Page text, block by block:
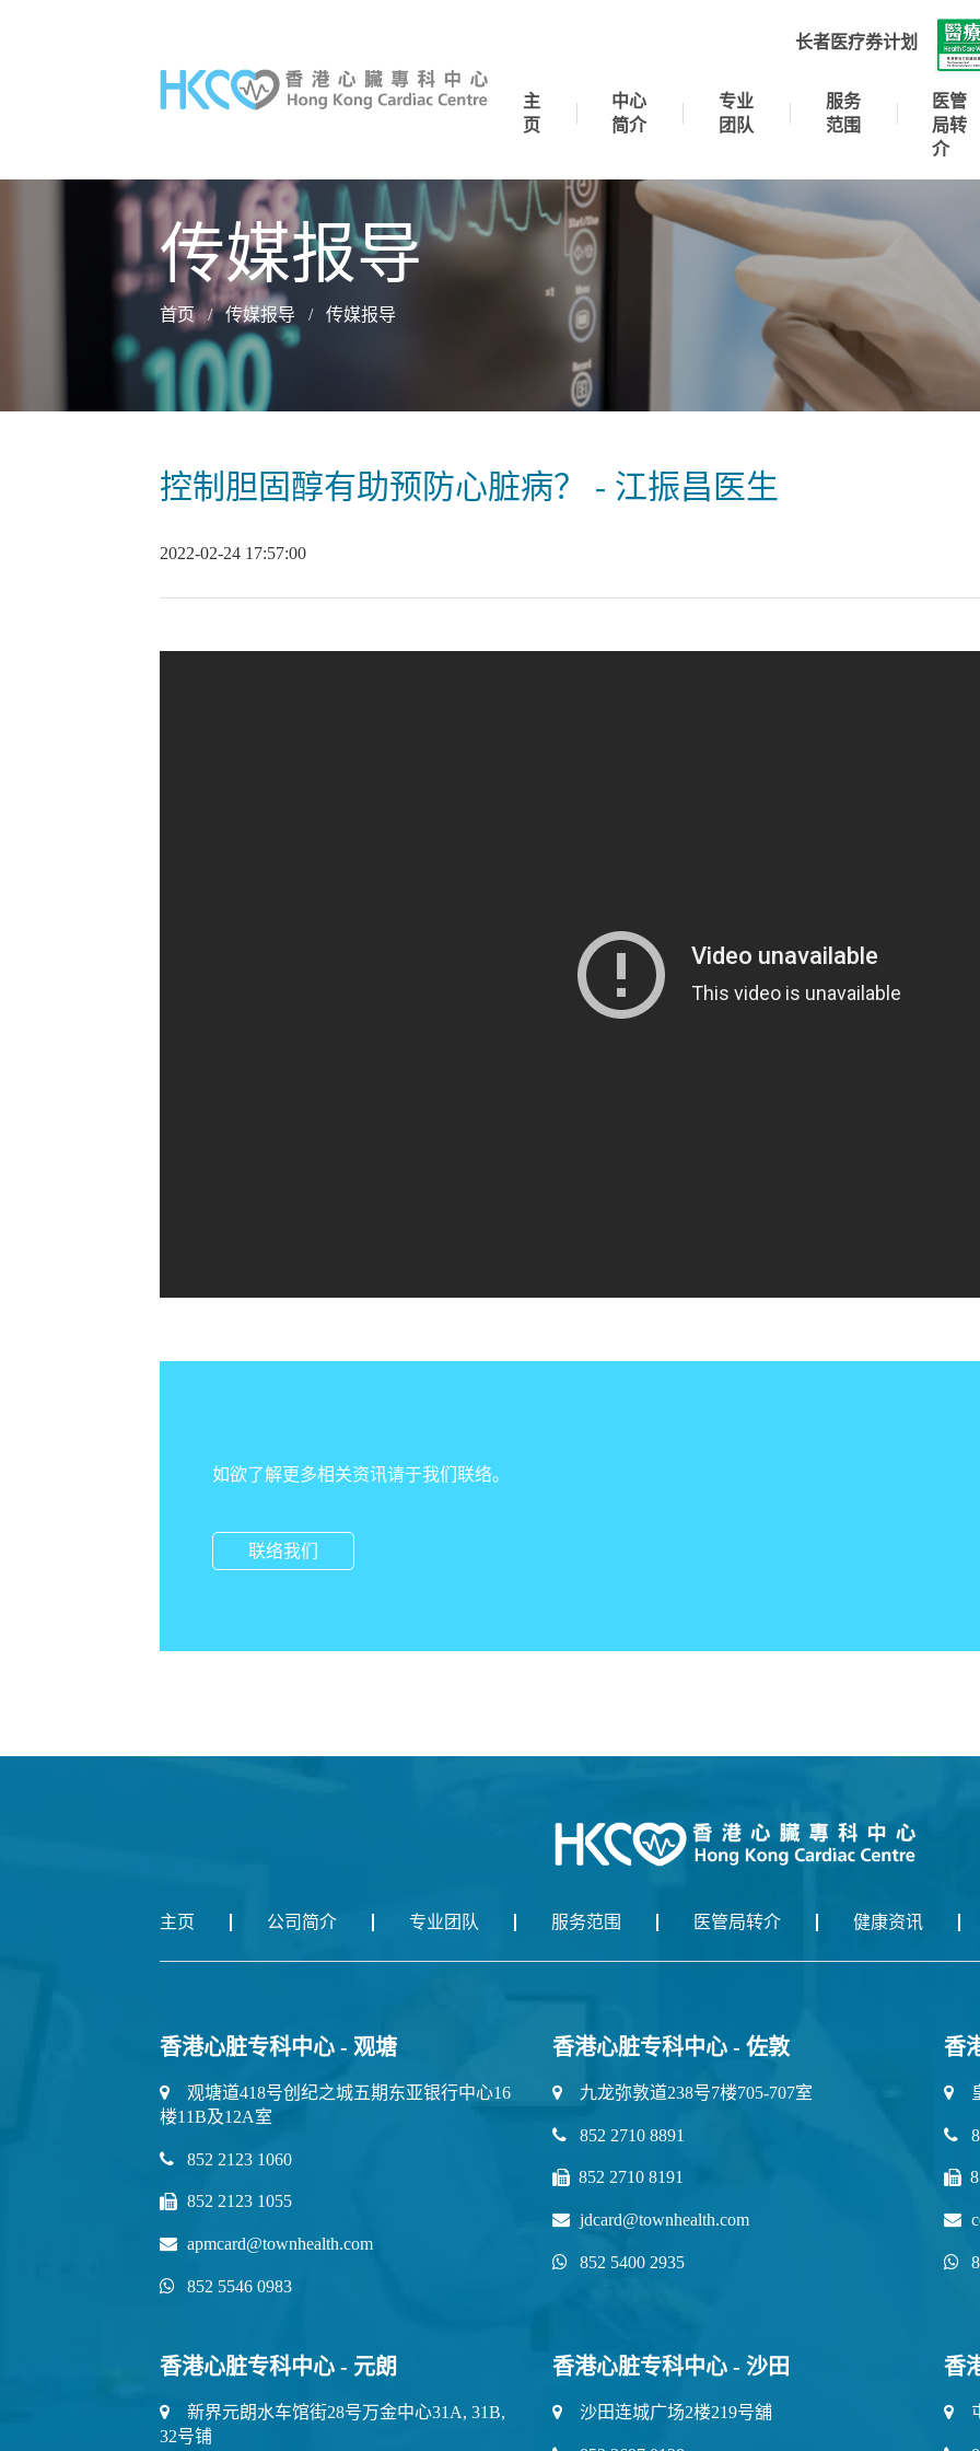
长者医疗券计划
主
页
中心
简介
专业
团队
服务
范围
医管
局转
介
传媒报导
首页 / 传媒报导 / 传媒报导
控制胆固醇有助预防心脏病？ - 江振昌医生
2022-02-24 17:57:00
如欲了解更多相关资讯请于我们联络。
联络我们
主页 公司简介 专业团队 服务范围 医管局转介 健康资讯
香港心脏专科中心 - 观塘
观塘道418号创纪之城五期东亚银行中心16
楼11B及12A室
852 2123 1060
852 2123 1055
apmcard@townhealth.com
852 5546 0983
香港心脏专科中心 - 佐敦
九龙弥敦道238号7楼705-707室
852 2710 8891
852 2710 8191
jdcard@townhealth.com
852 5400 2935
香
香港心脏专科中心 - 元朗
新界元朗水车馆街28号万金中心31A, 31B,
32号铺
香港心脏专科中心 - 沙田
沙田连城广场2楼219号舖
香